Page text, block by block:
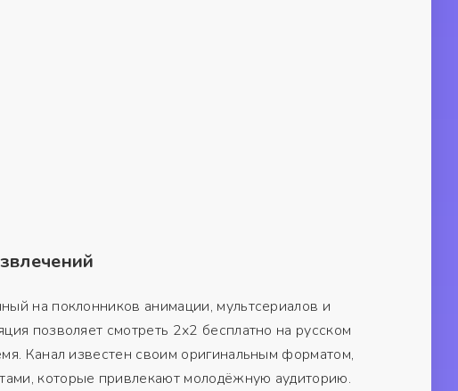
на поклонников анимации, мультсериалов и
позволяет смотреть 2х2 бесплатно на русском
Канал известен своим оригинальным форматом,
которые привлекают молодёжную аудиторию.